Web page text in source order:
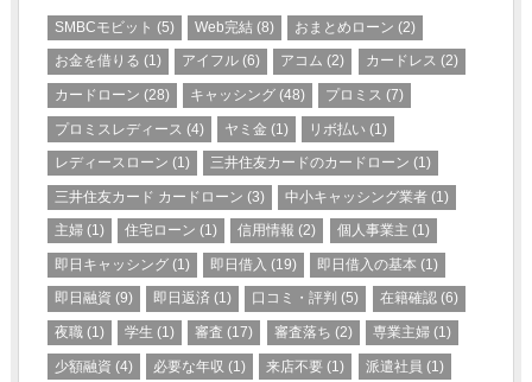
SMBCモビット (5) Web完結 (8) おまとめローン (2)
お金を借りる (1) アイフル (6) アコム (2) カードレス (2)
カードローン (28) キャッシング (48) プロミス (7)
プロミスレディース (4) ヤミ金 (1) リボ払い (1)
レディースローン (1) 三井住友カードのカードローン (1)
三井住友カード カードローン (3) 中小キャッシング業者 (1)
主婦 (1) 住宅ローン (1) 信用情報 (2) 個人事業主 (1)
即日キャッシング (1) 即日借入 (19) 即日借入の基本 (1)
即日融資 (9) 即日返済 (1) 口コミ・評判 (5) 在籍確認(6)
夜職 (1) 学生 (1) 審査 (17) 審査落ち (2) 専業主婦(1)
少額融資 (4) 必要な年収 (1) 来店不要 (1) 派遣社員 (1)